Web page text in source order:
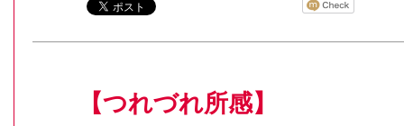
【つれづれ所感】